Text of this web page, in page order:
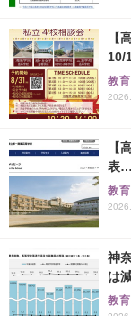
【
10/
教
【
表
教
神
は
教